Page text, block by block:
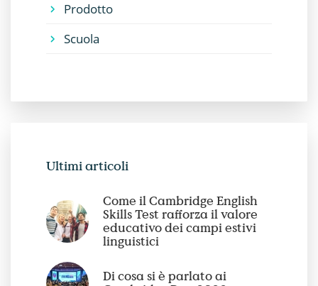
Prodotto
Scuola
Ultimi articoli
Come il Cambridge English
Skills Test rafforza il valore
educativo dei campi estivi
linguistici
Di cosa si è parlato ai